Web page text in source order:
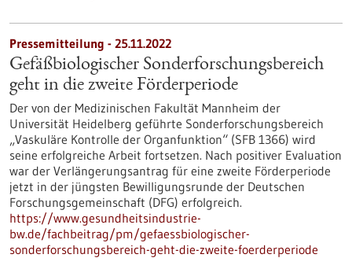
Pressemitteilung - 25.11.2022
Gefäßbiologischer Sonderforschungsbereich
geht in die zweite Förderperiode
Der von der Medizinischen Fakultät Mannheim der
Universität Heidelberg geführte Sonderforschungsbereich
„Vaskuläre Kontrolle der Organfunktion“ (SFB 1366) wird
seine erfolgreiche Arbeit fortsetzen. Nach positiver Evaluation
war der Verlängerungsantrag für eine zweite Förderperiode
jetzt in der jüngsten Bewilligungsrunde der Deutschen
Forschungsgemeinschaft (DFG) erfolgreich.
https://www.gesundheitsindustrie-
bw.de/fachbeitrag/pm/gefaessbiologischer-
sonderforschungsbereich-geht-die-zweite-foerderperiode